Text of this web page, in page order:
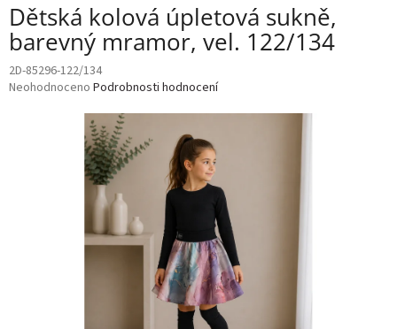
Dětská kolová úpletová sukně,
barevný mramor, vel. 122/134
2D-85296-122/134
Průměrné
Neohodnoceno Podrobnosti hodnocení